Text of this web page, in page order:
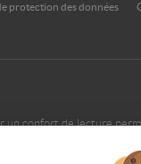
protection des données
un confort de lecture